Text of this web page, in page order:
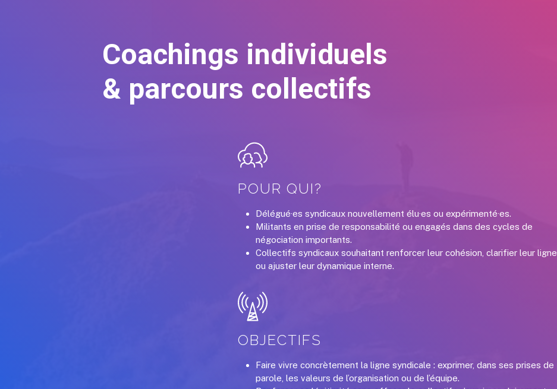
Coachings individuels
& parcours collectifs
POUR QUI?
Délégué·es syndicaux nouvellement élu·es ou expérimenté·es.
Militants en prise de responsabilité ou engagés dans des cycles de
négociation importants.
Collectifs syndicaux souhaitant renforcer leur cohésion, clarifier leur ligne
ou ajuster leur dynamique interne.
OBJECTIFS
Faire vivre concrètement la ligne syndicale : exprimer, dans ses prises de
parole, les valeurs de l’organisation ou de l’équipe.